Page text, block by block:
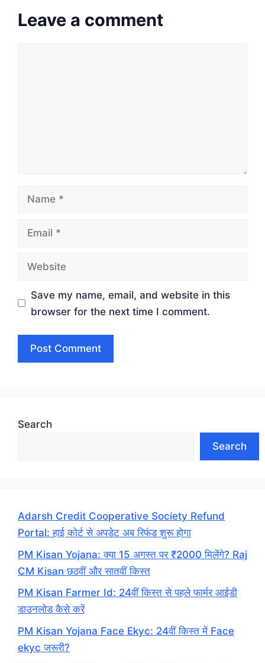
Leave a comment
Name
Email
Website
Save my name, email, and website in this
browser for the next time I comment.
Search
Search
Adarsh Credit Cooperative Society Refund
Portal: हाई कोर्ट से अपडेट अब रिफंड शुरू होगा
PM Kisan Yojana: क्या 15 अगस्त पर ₹2000 मिलेंगे? Raj
CM Kisan छठवीं और सातवीं किस्त
PM Kisan Farmer Id: 24वीं किस्त से पहले फार्मर आईडी
डाउनलोड कैसे करें
PM Kisan Yojana Face Ekyc: 24वीं किस्त में Face
ekyc जरूरी?